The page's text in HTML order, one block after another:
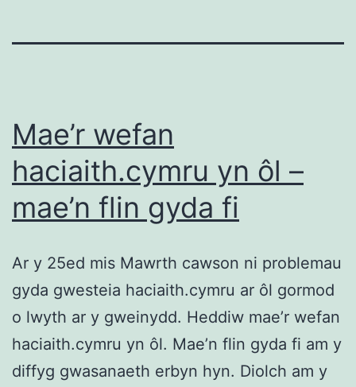
Mae’r wefan
haciaith.cymru yn ôl –
mae’n flin gyda fi
Ar y 25ed mis Mawrth cawson ni problemau
gyda gwesteia haciaith.cymru ar ôl gormod
o lwyth ar y gweinydd. Heddiw mae’r wefan
haciaith.cymru yn ôl. Mae’n flin gyda fi am y
diffyg gwasanaeth erbyn hyn. Diolch am y